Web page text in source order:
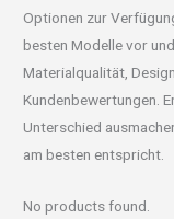
Optionen zur
besten Modelle vor
Materialqualität,
Kundenbewertungen.
Unterschied
am besten entspricht.
No products found.